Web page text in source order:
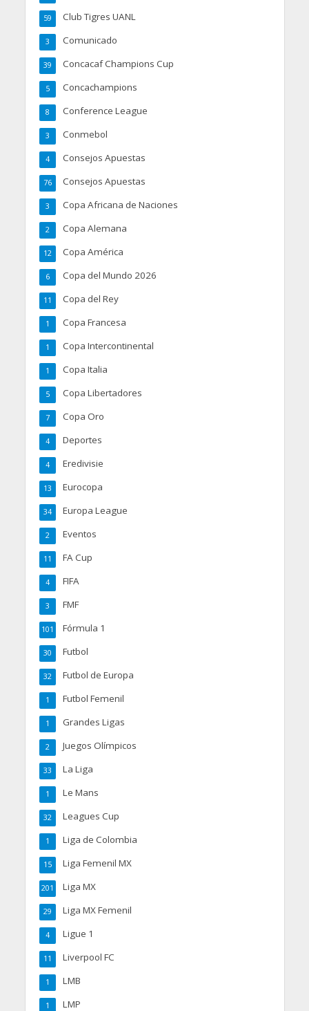
Club Tigres UANL
59
Comunicado
3
Concacaf Champions Cup
39
Concachampions
5
Conference League
8
Conmebol
3
Consejos Apuestas
4
Consejos Apuestas
76
Copa Africana de Naciones
3
Copa Alemana
2
Copa América
12
Copa del Mundo 2026
6
Copa del Rey
11
Copa Francesa
1
Copa Intercontinental
1
Copa Italia
1
Copa Libertadores
5
Copa Oro
7
Deportes
4
Eredivisie
4
Eurocopa
13
Europa League
34
Eventos
2
FA Cup
11
FIFA
4
FMF
3
Fórmula 1
101
Futbol
30
Futbol de Europa
32
Futbol Femenil
1
Grandes Ligas
1
Juegos Olímpicos
2
La Liga
33
Le Mans
1
Leagues Cup
32
Liga de Colombia
1
Liga Femenil MX
15
Liga MX
201
Liga MX Femenil
29
Ligue 1
4
Liverpool FC
11
LMB
1
LMP
1